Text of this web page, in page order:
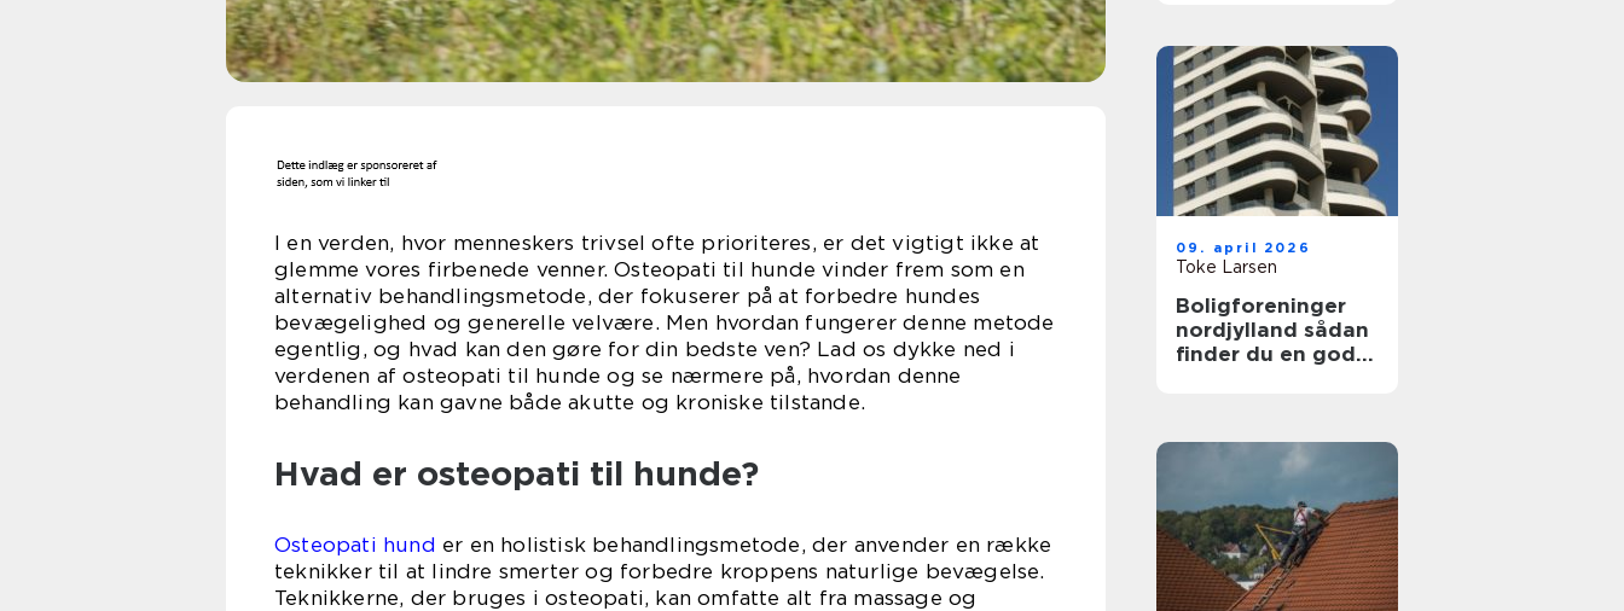
I en verden, hvor menneskers trivsel ofte prioriteres, er det vigtigt ikke at
glemme vores firbenede venner. Osteopati til hunde vinder frem som en
alternativ behandlingsmetode, der fokuserer på at forbedre hundes
bevægelighed og generelle velvære. Men hvordan fungerer denne metode
egentlig, og hvad kan den gøre for din bedste ven? Lad os dykke ned i
verdenen af osteopati til hunde og se nærmere på, hvordan denne
behandling kan gavne både akutte og kroniske tilstande.
Hvad er osteopati til hunde?
Osteopati hund er en holistisk behandlingsmetode, der anvender en række
teknikker til at lindre smerter og forbedre kroppens naturlige bevægelse.
Teknikkerne, der bruges i osteopati, kan omfatte alt fra massage og
09. april 2026
Toke Larsen
Boligforeninger
nordjylland sådan
finder du en god